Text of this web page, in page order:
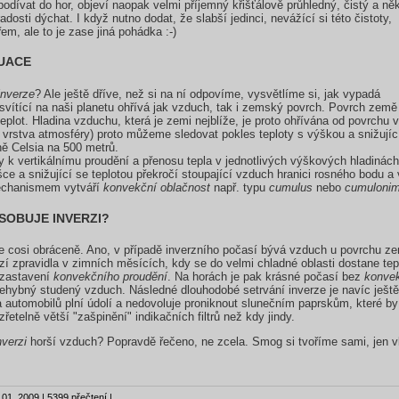
do hor, objeví naopak velmi příjemný křišťálově průhledný, čistý a
dýchat. I když nutno dodat, že slabší jedinci, nevážící si této čistoty,
ale to je zase jiná pohádka :-)
? Ale ještě dříve, než si na ní odpovíme, vysvětlíme si, jak vypadá
na naši planetu ohřívá jak vzduch, tak i zemský povrch. Povrch
Hladina vzduchu, která je zemi nejblíže, je proto ohřívána od
atmosféry) proto můžeme sledovat pokles teploty s výškou a
Celsia na 500 metrů.
vertikálnímu proudění a přenosu tepla v jednotlivých výškových
a snižující se teplotou překročí stoupající vzduch hranici rosného bodu a
vytváří konvekční oblačnost např. typu cumulus nebo
INVERZI?
cosi obráceně. Ano, v případě inverzního počasí bývá vzduch u povrchu
zpravidla v zimních měsících, kdy se do velmi chladné oblasti dostane
konvekčního proudění. Na horách je pak krásné počasí bez
studený vzduch. Následné dlouhodobé setrvání inverze je navíc
plní údolí a nedovoluje proniknout slunečním paprskům, které
větší "zašpinění" indikačních filtrů než kdy jindy.
horší vzduch? Popravdě řečeno, ne zcela. Smog si tvoříme sami, jen